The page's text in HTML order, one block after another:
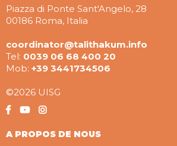
Piazza di Ponte Sant'Angelo, 28
00186 Roma, Italia
coordinator@talithakum.info
Tel: 0039 06 68 400 20
Mob: +39 3441734506
©2026 UISG
A PROPOS DE NOUS